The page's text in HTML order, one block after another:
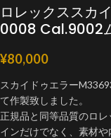
ロレックススカ
0008 Cal.9002
¥80,000
スカイドゥエラー
て作製致しました。
正規品と同等品質のロ
インだけでなく、素材